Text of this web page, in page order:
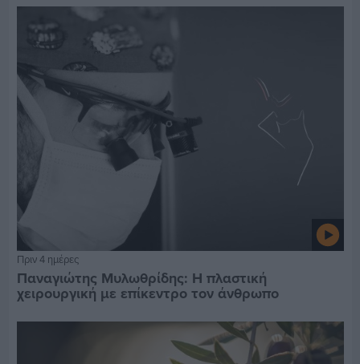
Πριν 4 ημέρες
Παναγιώτης Μυλωθρίδης: Η πλαστική
χειρουργική με επίκεντρο τον άνθρωπο